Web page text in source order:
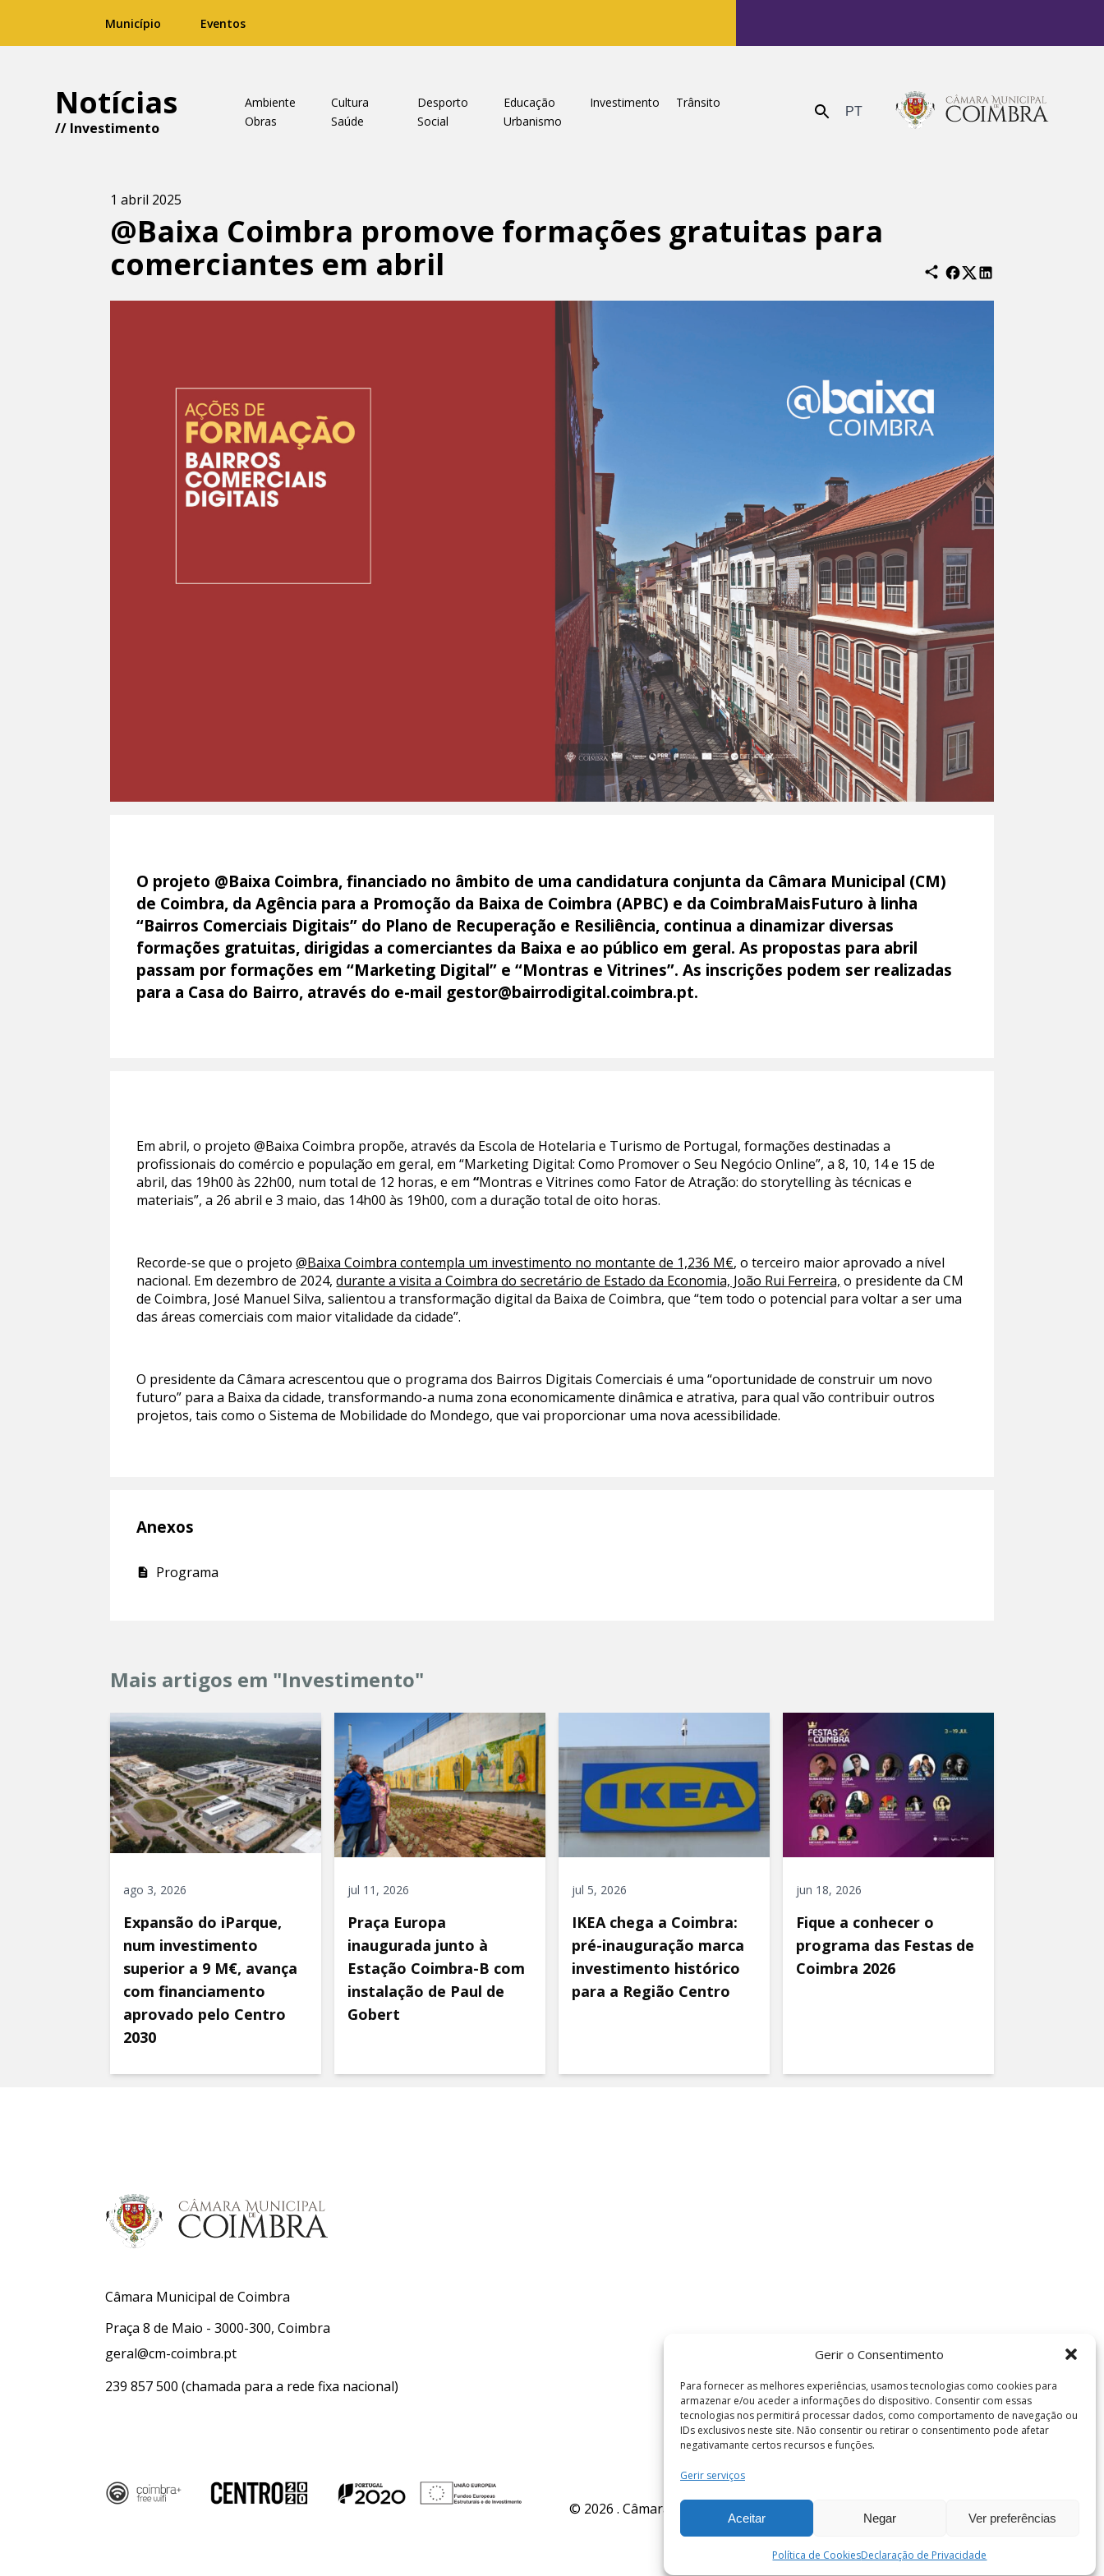
Gerir o Consentimento
Para fornecer as melhores experiências, usamos tecnologias como cookies para
armazenar e/ou aceder a informações do dispositivo. Consentir com essas
tecnologias nos permitirá processar dados, como comportamento de navegação ou
IDs exclusivos neste site. Não consentir ou retirar o consentimento pode afetar
negativamante certos recursos e funções.
Gerir serviços
Aceitar Negar Ver preferências
Política de CookiesDeclaração de Privacidade
Município Eventos
Notícias
// Investimento
Ambiente Cultura Desporto Educação Investimento
Trânsito
Obras
Saúde Social Urbanismo Enviar PT
1 abril 2025
@Baixa Coimbra promove formações gratuitas para
comerciantes em abril
O projeto @Baixa Coimbra, financiado no âmbito de uma candidatura conjunta da Câmara Municipal (CM)
de Coimbra, da Agência para a Promoção da Baixa de Coimbra (APBC) e da CoimbraMaisFuturo à linha
“Bairros Comerciais Digitais” do Plano de Recuperação e Resiliência, continua a dinamizar diversas
formações gratuitas, dirigidas a comerciantes da Baixa e ao público em geral. As propostas para abril
passam por formações em “Marketing Digital” e “Montras e Vitrines”. As inscrições podem ser realizadas
para a Casa do Bairro, através do e-mail gestor@bairrodigital.coimbra.pt.
Em abril, o projeto @Baixa Coimbra propõe, através da Escola de Hotelaria e Turismo de Portugal, formações destinadas a
profissionais do comércio e população em geral, em “Marketing Digital: Como Promover o Seu Negócio Online”, a 8, 10, 14 e 15 de
abril, das 19h00 às 22h00, num total de 12 horas, e em“Montras e Vitrines como Fator de Atração: do storytelling às técnicas e
materiais”, a 26 abril e 3 maio, das 14h00 às 19h00, com a duração total de oito horas.
Recorde-se que o projeto@Baixa Coimbra contempla um investimento no montante de 1,236 M€, o terceiro maior aprovado a nível
nacional. Em dezembro de 2024,durante a visita a Coimbra do secretário de Estado da Economia, João Rui Ferreira, o presidente da CM
de Coimbra, José Manuel Silva, salientou a transformação digital da Baixa de Coimbra, que “tem todo o potencial para voltar a ser uma
das áreas comerciais com maior vitalidade da cidade”.
O presidente da Câmara acrescentou que o programa dos Bairros Digitais Comerciais é uma “oportunidade de construir um novo
futuro” para a Baixa da cidade, transformando-a numa zona economicamente dinâmica e atrativa, para qual vão contribuir outros
projetos, tais como o Sistema de Mobilidade do Mondego, que vai proporcionar uma nova acessibilidade.
Anexos
Programa
Mais artigos em "Investimento"
ago 3, 2026
Expansão do iParque,
num investimento
superior a 9 M€, avança
com financiamento
aprovado pelo Centro
2030
jul 11, 2026
Praça Europa
inaugurada junto à
Estação Coimbra-B com
instalação de Paul de
Gobert
jul 5, 2026
IKEA chega a Coimbra:
pré-inauguração marca
investimento histórico
para a Região Centro
jun 18, 2026
Fique a conhecer o
programa das Festas de
Coimbra 2026
Câmara Municipal de Coimbra
Praça 8 de Maio - 3000-300, Coimbra
geral@cm-coimbra.pt
239 857 500 (chamada para a rede fixa nacional)
© 2026 . Câmara Municipal de Coimbra . Todos os direitos reservados.